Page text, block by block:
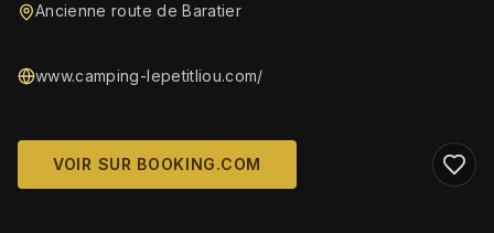
Ancienne route de Baratier
www.camping-lepetitliou.com/
VOIR SUR BOOKING.COM